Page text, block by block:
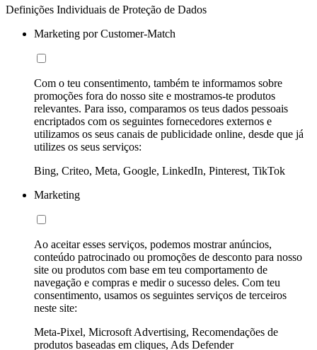
Definições Individuais de Proteção de Dados
Marketing por Customer-Match
Com o teu consentimento, também te informamos sobre
promoções fora do nosso site e mostramos-te produtos
relevantes. Para isso, comparamos os teus dados pessoais
encriptados com os seguintes fornecedores externos e
utilizamos os seus canais de publicidade online, desde que já
utilizes os seus serviços:
Bing, Criteo, Meta, Google, LinkedIn, Pinterest, TikTok
Marketing
Ao aceitar esses serviços, podemos mostrar anúncios,
conteúdo patrocinado ou promoções de desconto para nosso
site ou produtos com base em teu comportamento de
navegação e compras e medir o sucesso deles. Com teu
consentimento, usamos os seguintes serviços de terceiros
neste site:
Meta-Pixel, Microsoft Advertising, Recomendações de
produtos baseadas em cliques, Ads Defender